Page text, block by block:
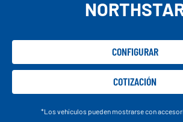
CONFIGURAR
COTIZACIÓN
*Los vehículos pueden mostrarse con